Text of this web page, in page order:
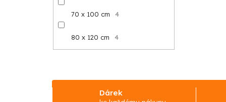
70 x 100 cm 4
80 x 120 cm 4
Dárek